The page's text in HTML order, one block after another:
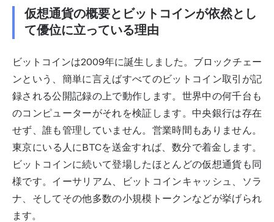
仮想通貨の概要とビットコインが依然とし
て優位に立っている理由
ビットコインは2009年に誕生しました。ブロックチェー
ンという、簡単に言えばすべてのビットコイン取引が記
録される公開記録の上で動作します。世界中の何千台も
のコンピューターがそれを検証します。中央銀行は存在
せず、誰も管理していません。営業時間もありません。
東京にいる人にBTCを送金すれば、数分で着金します。
ビットコインに続いて登場したほとんどの仮想通貨も同
様です。イーサリアム、ビットコインキャッシュ、ソラ
ナ、そしてその他多数の小規模トークンなどが挙げられ
ます。